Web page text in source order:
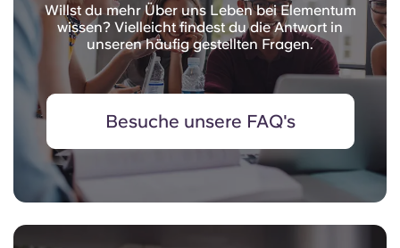
Willst du mehr Über uns Leben bei Elementum
wissen? Vielleicht findest du die Antwort in
unseren häufig gestellten Fragen.
Besuche unsere FAQ's